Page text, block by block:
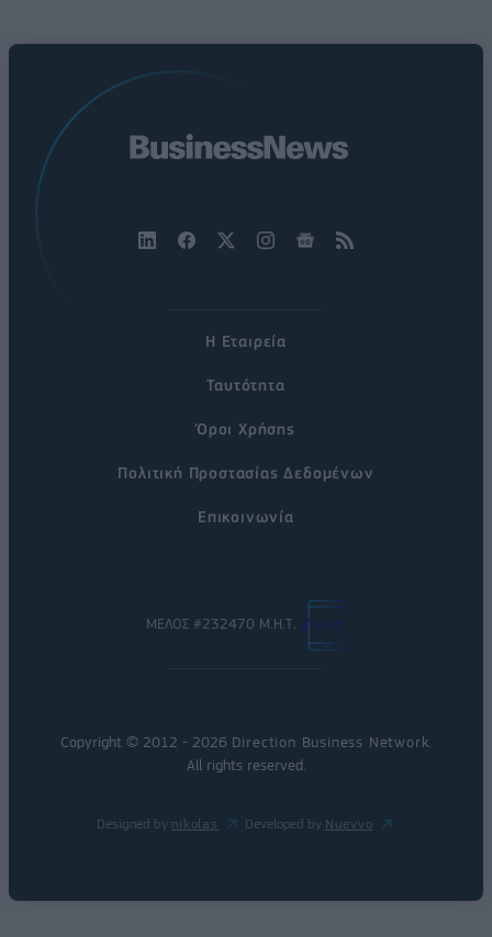
Η Εταιρεία
Ταυτότητα
Όροι Χρήσης
Πολιτική Προστασίας Δεδομένων
Επικοινωνία
ΜΕΛΟΣ #232470 Μ.Η.Τ.
Copyright © 2012 - 2026 Direction Business Network
All rights reserved.
Designed by nikolas Developed by Nuevvo